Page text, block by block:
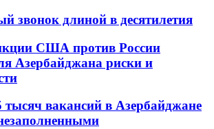
звонок длиной в десятилетия
США против России
Азербайджана риски и
вакансий в Азербайджане